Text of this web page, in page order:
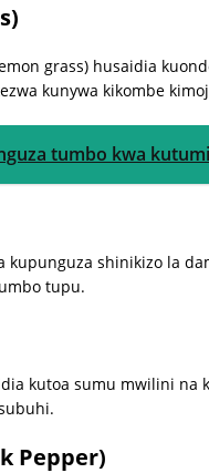
grass) husaidia
kunywa kikombe
tumbo kwa
kupunguza shinikizo la
tupu.
kutoa sumu mwilini na
Pepper)